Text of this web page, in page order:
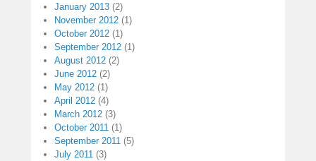
January 2013 (2)
November 2012 (1)
October 2012 (1)
September 2012 (1)
August 2012 (2)
June 2012 (2)
May 2012 (1)
April 2012 (4)
March 2012 (3)
October 2011 (1)
September 2011 (5)
July 2011 (3)